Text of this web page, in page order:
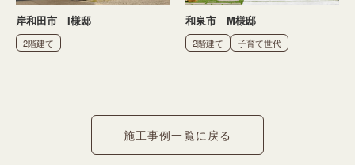
岸和田市 I様邸
2階建て
和泉市 M様邸
2階建て 子育て世代
施工事例一覧に戻る